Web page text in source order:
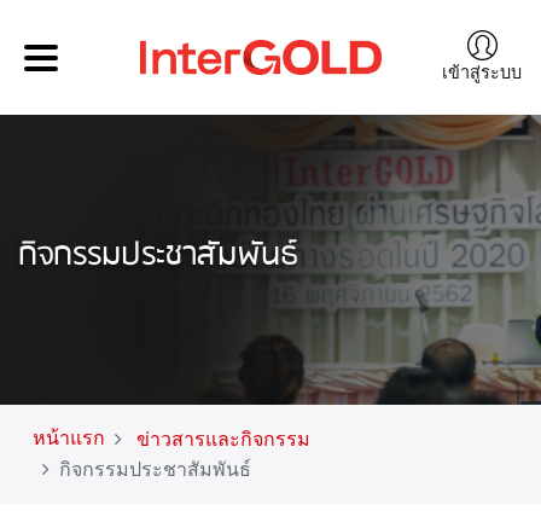
เข้าสู่ระบบ
กิจกรรมประชาสัมพันธ์
หน้าแรก
ข่าวสารและกิจกรรม
กิจกรรมประชาสัมพันธ์